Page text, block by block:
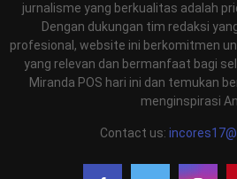
jurnalisme yang berkualitas adalah
Dengan dukungan tim redaksi
profesional, website ini berkomitmen
yang relevan dan bermanfaat bagi
Miranda POS hari ini dan temukan
menginspirasi
Contact us: